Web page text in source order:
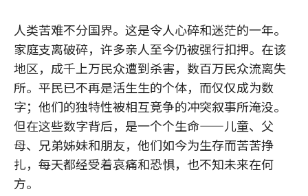
人类苦难不分国界。这是令人心碎和迷茫的一年。
家庭支离破碎，许多亲人至今仍被强行扣押。在该
地区，成千上万民众遭到杀害，数百万民众流离失
所。平民已不再是活生生的个体，而仅仅成为数
字；他们的独特性被相互竞争的冲突叙事所淹没。
但在这些数字背后，是一个个生命——儿童、父
母、兄弟姊妹和朋友，他们如今为生存而苦苦挣
扎，每天都经受着哀痛和恐惧，也不知未来在何
方。